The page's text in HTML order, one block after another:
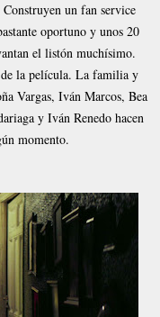
un fan service
oportuno y unos 20
el listón muchísimo.
de la película. La familia y
Vargas, Iván Marcos, Bea
y Iván Renedo hacen
momento.